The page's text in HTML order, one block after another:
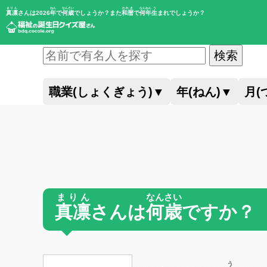
真凛
まりん
さんは2026年
ねん
で何歳
なんさい
でしょうか？また和暦
われき
で何年
なんねん
生
う
まれでしょうか？
検索
職業(しょくぎょう) ▼ 年(ねん) ▼ 月(
真凛
まりん
さんは何歳
なんさい
ですか？
う